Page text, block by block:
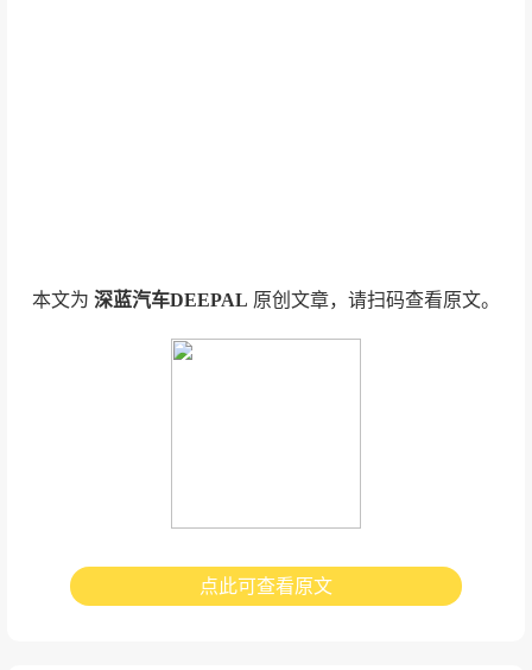
本文为 深蓝汽车DEEPAL 原创文章，请扫码查看原文。
点此可查看原文